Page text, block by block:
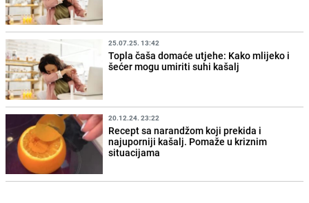
25.07.25. 13:42
Topla čaša domaće utjehe: Kako mlijeko i
šećer mogu umiriti suhi kašalj
20.12.24. 23:22
Recept sa narandžom koji prekida i
najuporniji kašalj. Pomaže u kriznim
situacijama